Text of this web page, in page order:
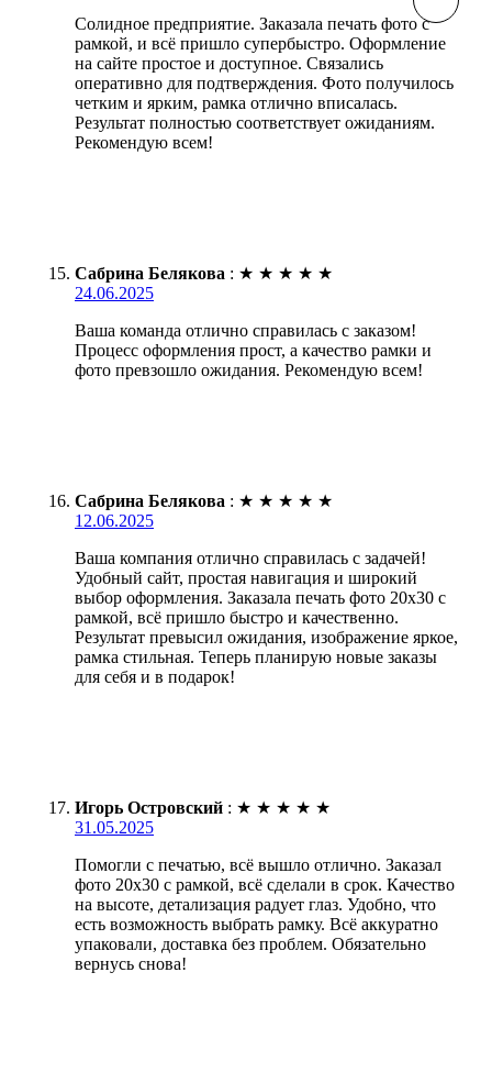
Солидное предприятие. Заказала печать фото с
рамкой, и всё пришло супербыстро. Оформление
на сайте простое и доступное. Связались
оперативно для подтверждения. Фото получилось
четким и ярким, рамка отлично вписалась.
Результат полностью соответствует ожиданиям.
Рекомендую всем!
Сабрина Белякова : ★ ★ ★ ★ ★
24.06.2025
Ваша команда отлично справилась с заказом!
Процесс оформления прост, а качество рамки и
фото превзошло ожидания. Рекомендую всем!
Сабрина Белякова : ★ ★ ★ ★ ★
12.06.2025
Ваша компания отлично справилась с задачей!
Удобный сайт, простая навигация и широкий
выбор оформления. Заказала печать фото 20х30 с
рамкой, всё пришло быстро и качественно.
Результат превысил ожидания, изображение яркое,
рамка стильная. Теперь планирую новые заказы
для себя и в подарок!
Игорь Островский : ★ ★ ★ ★ ★
31.05.2025
Помогли с печатью, всё вышло отлично. Заказал
фото 20х30 с рамкой, всё сделали в срок. Качество
на высоте, детализация радует глаз. Удобно, что
есть возможность выбрать рамку. Всё аккуратно
упаковали, доставка без проблем. Обязательно
вернусь снова!